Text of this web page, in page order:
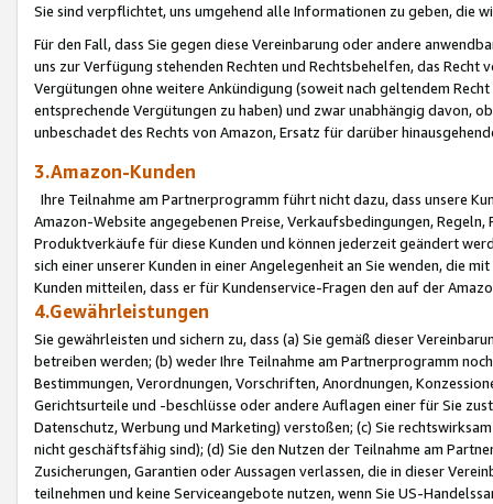
Sie sind verpflichtet, uns umgehend alle Informationen zu geben, die
Für den Fall, dass Sie gegen diese Vereinbarung oder andere
uns zur Verfügung stehenden Rechten und Rechtsbehelfen, das
Vergütungen ohne weitere Ankündigung (soweit nach geltendem
entsprechende Vergütungen zu haben) und zwar unabhängig davon,
unbeschadet des Rechts von Amazon, Ersatz für darüber
3.Amazon-Kunden
Ihre Teilnahme am Partnerprogramm führt nicht dazu, dass unsere
Amazon-Website angegebenen Preise, Verkaufsbedingungen,
Produktverkäufe für diese Kunden und können jederzeit geändert
sich einer unserer Kunden in einer Angelegenheit an Sie wenden, die
Kunden mitteilen, dass er für Kundenservice-Fragen den auf der
4.Gewährleistungen
Sie gewährleisten und sichern zu, dass (a) Sie gemäß dieser
betreiben werden; (b) weder Ihre Teilnahme am Partnerprogramm
Bestimmungen, Verordnungen, Vorschriften, Anordnungen,
Gerichtsurteile und -beschlüsse oder andere Auflagen einer für Sie
Datenschutz, Werbung und Marketing) verstoßen; (c) Sie
nicht geschäftsfähig sind); (d) Sie den Nutzen der Teilnahme am
Zusicherungen, Garantien oder Aussagen verlassen, die in dieser
teilnehmen und keine Serviceangebote nutzen, wenn Sie US-